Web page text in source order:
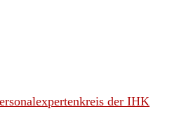
der IHK